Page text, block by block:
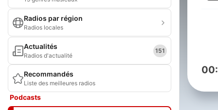
Radios par région
Radios locales
Actualités
Radios d'actualité
151
Recommandés
Liste des meilleures radios
Podcasts